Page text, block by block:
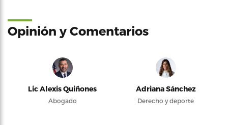
Opinión y Comentarios
Lic Alexis Quiñones
Abogado
Adriana Sánchez
Derecho y deporte